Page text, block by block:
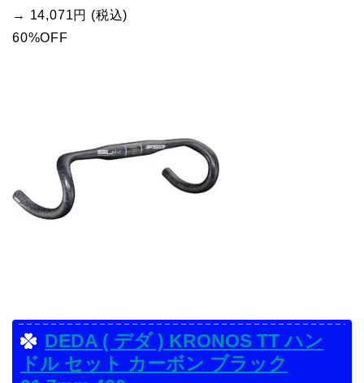
→ 14,071円 (税込)
60%OFF
DEDA ( デダ ) KRONOS TT ハン
ドル セット カーボン ブラック